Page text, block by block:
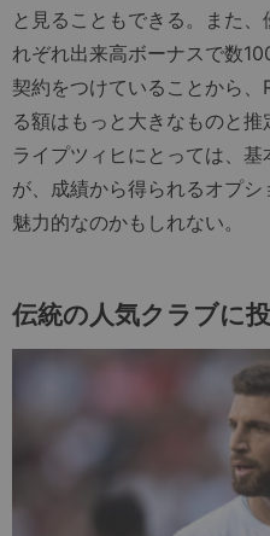
と見ることもできる。また
れぞれ出来高ボーナスで数
契約をつけていることから
る額はもっと大きなものと
ライプツィヒにとっては、
が、成績から得られるオプ
魅力的なのかもしれない。
伝統の人気クラブに